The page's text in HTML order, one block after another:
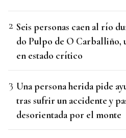
Seis personas caen al río
do Pulpo de O Carballiño,
en estado crítico
Una persona herida pide
tras sufrir un accidente y
desorientada por el monte